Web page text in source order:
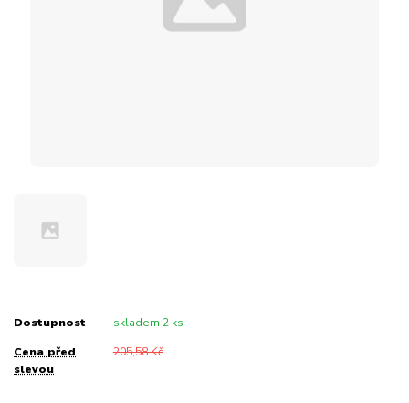
Dostupnost skladem 2 ks
Cena před
slevou
205,58 Kč